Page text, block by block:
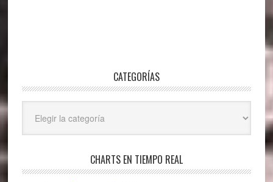
CATEGORÍAS
CHARTS EN TIEMPO REAL